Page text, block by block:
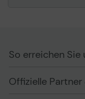
Offizielle
So erreichen Sie
Schlesierring 35